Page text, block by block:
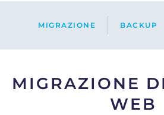
MIGRAZIONE BACKUP
MIGRAZIONE
WEB